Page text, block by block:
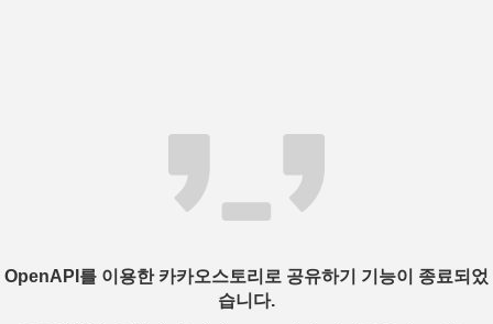
OpenAPI를 이용한 카카오스토리로 공유하기 기능이 종료되었
습니다.